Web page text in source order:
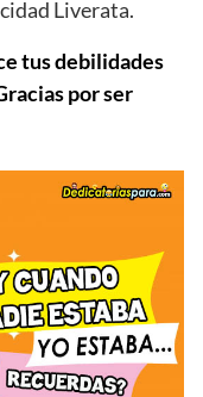
Liverata.
tus debilidades
por ser